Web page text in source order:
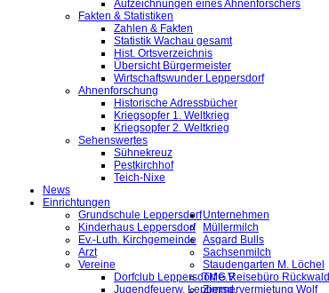
Aufzeichnungen eines Ahnenforschers
Fakten & Statistiken
Zahlen & Fakten
Statistik Wachau gesamt
Hist. Ortsverzeichnis
Übersicht Bürgermeister
Wirtschaftswunder Leppersdorf
Ahnenforschung
Historische Adressbücher
Kriegsopfer 1. Weltkrieg
Kriegsopfer 2. Weltkrieg
Sehenswertes
Sühnekreuz
Pestkirchhof
Teich-Nixe
News
Einrichtungen
Grundschule Leppersdorf
Kinderhaus Leppersdorf
Ev.-Luth. Kirchgemeinde
Arzt
Vereine
Dorfclub Leppersdorf e.V.
Jugendfeuerw. Leppersd.
Unternehmen
Müllermilch
Asgard Bulls
Sachsenmilch
Staudengarten M. Löchel
TMG Reisebüro Rückwald
Zimmervermietung Wolf